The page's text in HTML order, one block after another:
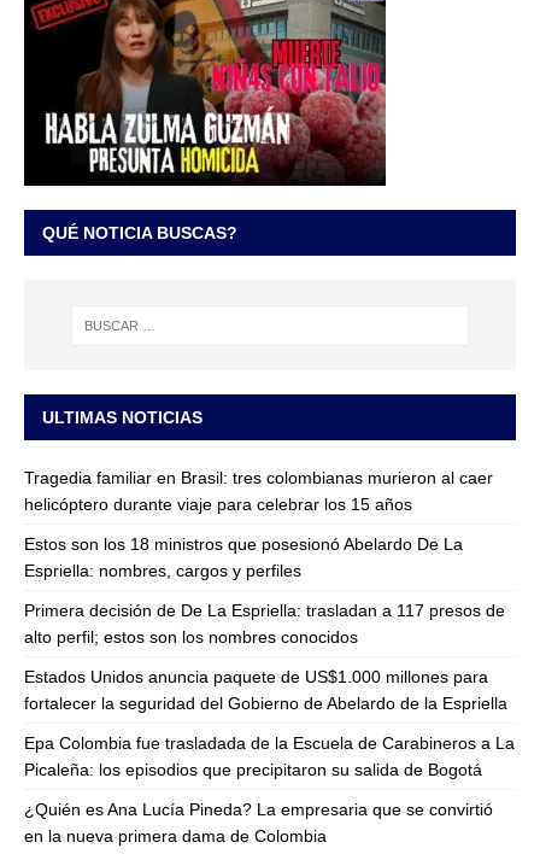
QUÉ NOTICIA BUSCAS?
ULTIMAS NOTICIAS
Tragedia familiar en Brasil: tres colombianas murieron al caer
helicóptero durante viaje para celebrar los 15 años
Estos son los 18 ministros que posesionó Abelardo De La
Espriella: nombres, cargos y perfiles
Primera decisión de De La Espriella: trasladan a 117 presos de
alto perfil; estos son los nombres conocidos
Estados Unidos anuncia paquete de US$1.000 millones para
fortalecer la seguridad del Gobierno de Abelardo de la Espriella
Epa Colombia fue trasladada de la Escuela de Carabineros a La
Picaleña: los episodios que precipitaron su salida de Bogotá
¿Quién es Ana Lucía Pineda? La empresaria que se convirtió
en la nueva primera dama de Colombia